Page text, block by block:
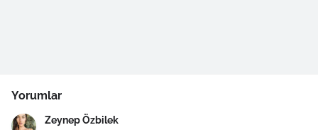
Yorumlar
Zeynep Özbilek